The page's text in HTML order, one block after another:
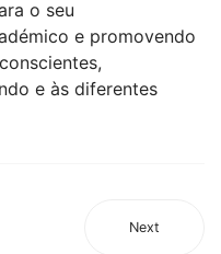
o seu
e promovendo
e às diferentes
Next